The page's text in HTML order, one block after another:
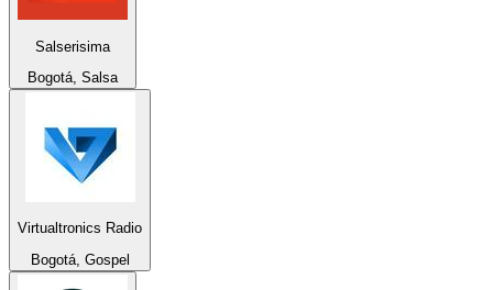
Salserisima
Bogotá, Salsa
Virtualtronics Radio
Bogotá, Gospel